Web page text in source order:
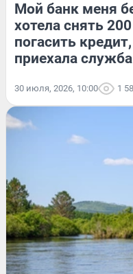
Мой банк меня
хотела снять
погасить
приехала
30 июля, 2026, 10:00 1